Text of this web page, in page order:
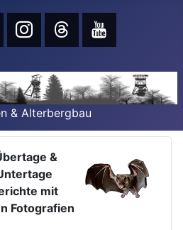
& Alterbergbau
&
mit
Fotografien